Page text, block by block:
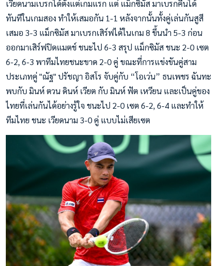
เวียดนามเบรกได้ตั้งแต่เกมแรก แต่ แม็กซิมัส มาเบรกคืนได้
ทันทีในเกมสอง ทำให้เสมอกัน 1-1 หลังจากนั้นทั้งคู่เล่นกันสูสี
เสมอ 3-3 แม็กซิมัส มาเบรกเสิร์ฟได้ในเกม 8 ขึ้นนำ 5-3 ก่อน
ออกมาเสิร์ฟปิดแมตช์ ชนะไป 6-3 สรุป แม็กซิมัส ชนะ 2-0 เซต
6-2, 6-3 พาทีมไทยชนะขาด 2-0 คู่ ขณะที่การแข่งขันคู่สาม
ประเภทคู่ "ณัฐ" ปรัชญา อิสโร จับคู่กับ “โอเว่น” ธนเพชร ฉันทะ
พบกับ มินห์ ตวน ดินห์ เวียต กับ มินห์ ฟัต เหวียน และเป็นคู่ของ
ไทยที่เล่นกันได้อย่างรู้ใจ ชนะไป 2-0 เซต 6-2, 6-4 และทำให้
ทีมไทย ชนะ เวียดนาม 3-0 คู่ แบบไม่เสียเซต